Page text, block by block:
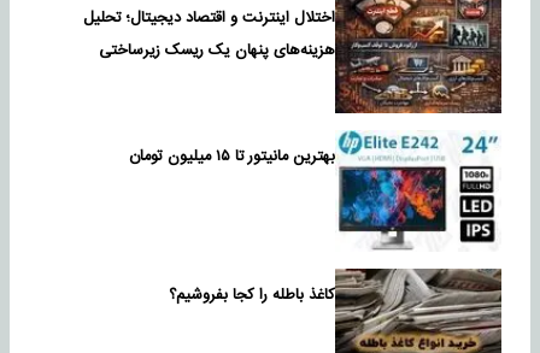
اختلال اینترنت و اقتصاد دیجیتال؛ تحلیل
هزینه‌های پنهان یک ریسک زیرساختی
بهترین مانیتور تا ۱۵ میلیون تومان
کاغذ باطله را کجا بفروشیم؟